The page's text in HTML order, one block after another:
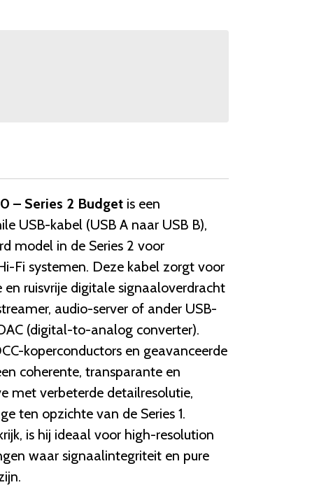
– Series 2 Budget is een
USB-kabel (USB A naar USB B),
model in de Series 2 voor
Fi systemen. Deze kabel zorgt voor
ruisvrije digitale signaaloverdracht
audio-server of ander USB-
(digital-to-analog converter).
koperconductors en geavanceerde
coherente, transparante en
met verbeterde detailresolutie,
ten opzichte van de Series 1.
is hij ideaal voor high-resolution
waar signaalintegriteit en pure